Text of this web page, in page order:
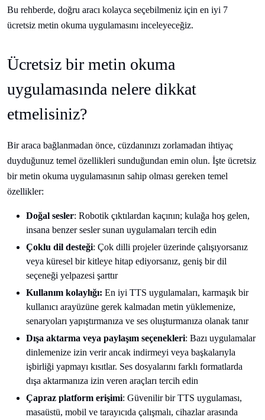
Bu rehberde, doğru aracı kolayca seçebilmeniz için en iyi 7
ücretsiz metin okuma uygulamasını inceleyeceğiz.
Ücretsiz bir metin okuma
uygulamasında nelere dikkat
etmelisiniz?
Bir araca bağlanmadan önce, cüzdanınızı zorlamadan ihtiyaç
duyduğunuz temel özellikleri sunduğundan emin olun. İşte ücretsiz
bir metin okuma uygulamasının sahip olması gereken temel
özellikler:
Doğal sesler: Robotik çıktılardan kaçının; kulağa hoş gelen,
insana benzer sesler sunan uygulamaları tercih edin
Çoklu dil desteği: Çok dilli projeler üzerinde çalışıyorsanız
veya küresel bir kitleye hitap ediyorsanız, geniş bir dil
seçeneği yelpazesi şarttır
Kullanım kolaylığı: En iyi TTS uygulamaları, karmaşık bir
kullanıcı arayüzüne gerek kalmadan metin yüklemenize,
senaryoları yapıştırmanıza ve ses oluşturmanıza olanak tanır
Dışa aktarma veya paylaşım seçenekleri: Bazı uygulamalar
dinlemenize izin verir ancak indirmeyi veya başkalarıyla
işbirliği yapmayı kısıtlar. Ses dosyalarını farklı formatlarda
dışa aktarmanıza izin veren araçları tercih edin
Çapraz platform erişimi: Güvenilir bir TTS uygulaması,
masaüstü, mobil ve tarayıcıda çalışmalı, cihazlar arasında